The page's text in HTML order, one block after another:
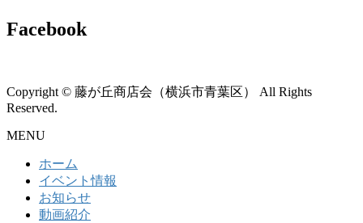
Facebook
Copyright © 藤が丘商店会（横浜市青葉区） All Rights
Reserved.
MENU
ホーム
イベント情報
お知らせ
動画紹介